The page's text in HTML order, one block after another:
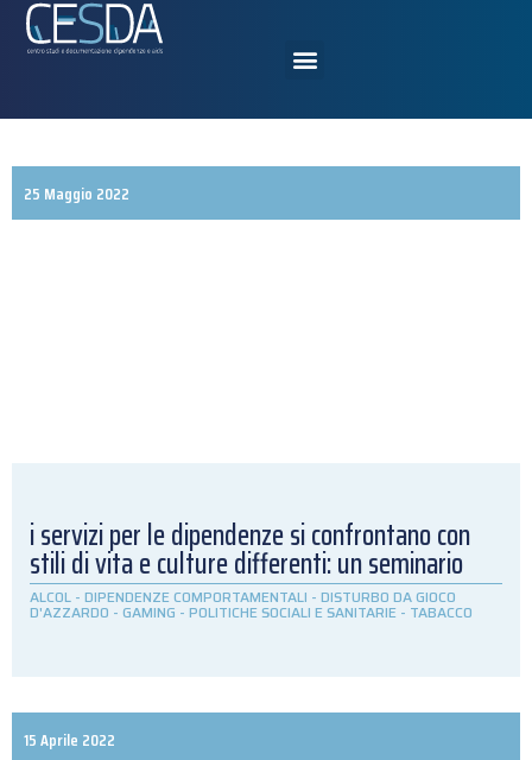
25 Maggio 2022
i servizi per le dipendenze si confrontano con
stili di vita e culture differenti: un seminario
ALCOL - DIPENDENZE COMPORTAMENTALI - DISTURBO DA GIOCO
D'AZZARDO - GAMING - POLITICHE SOCIALI E SANITARIE - TABACCO
15 Aprile 2022